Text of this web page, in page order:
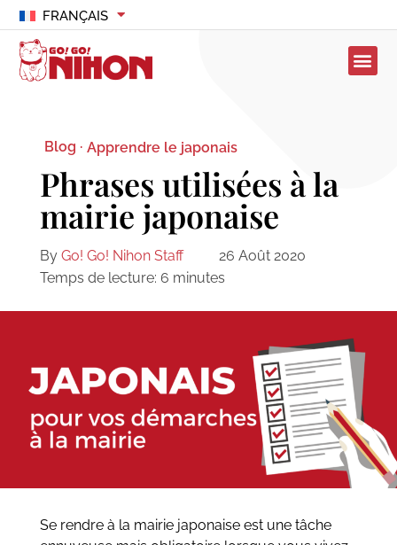
FRANÇAIS
Blog · Apprendre le japonais
Phrases utilisées à la
mairie japonaise
By Go! Go! Nihon Staff
26 Août 2020
Temps de lecture: 6 minutes
Se rendre à la mairie japonaise est une tâche